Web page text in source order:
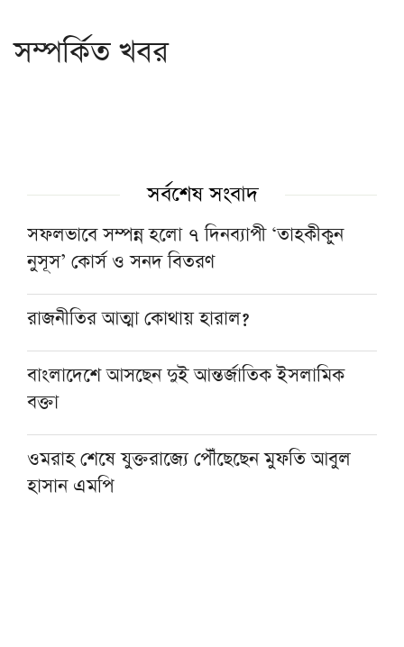
সম্পর্কিত খবর
সর্বশেষ সংবাদ
সফলভাবে সম্পন্ন হলো ৭ দিনব্যাপী ‘তাহকীকুন
নুসূস’ কোর্স ও সনদ বিতরণ
রাজনীতির আত্মা কোথায় হারাল?
বাংলাদেশে আসছেন দুই আন্তর্জাতিক ইসলামিক
বক্তা
ওমরাহ শেষে যুক্তরাজ্যে পৌঁছেছেন মুফতি আবুল
হাসান এমপি